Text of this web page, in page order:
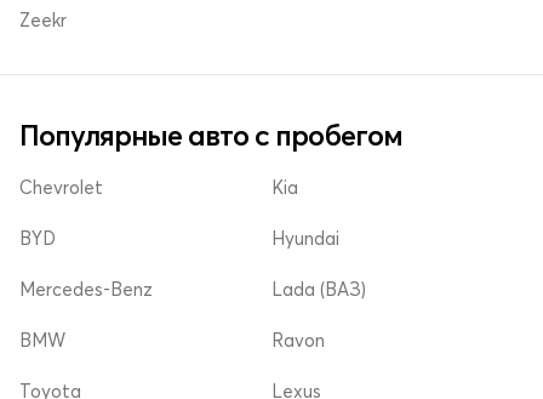
Zeekr
Популярные авто с пробегом
Chevrolet
BYD
Mercedes-Benz
Kia
Hyundai
Lada (ВАЗ)
BMW
Toyota
Ravon
Lexus